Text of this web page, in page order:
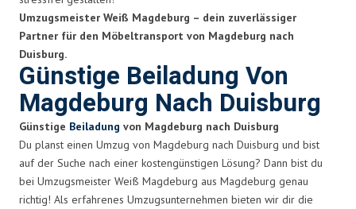
Umzugsmeister Weiß Magdeburg – dein zuverlässiger
Partner für den Möbeltransport von Magdeburg nach
Duisburg.
Günstige Beiladung Von
Magdeburg Nach Duisburg
Günstige Beiladung von Magdeburg nach Duisburg
Du planst einen Umzug von Magdeburg nach Duisburg und bist
auf der Suche nach einer kostengünstigen Lösung? Dann bist du
bei Umzugsmeister Weiß Magdeburg aus Magdeburg genau
richtig! Als erfahrenes Umzugsunternehmen bieten wir dir die